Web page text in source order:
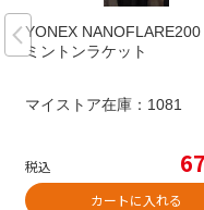
YONEX NANOFLARE200
ミントンラケット
マイストア在庫： 1081
税込
カートに入れる